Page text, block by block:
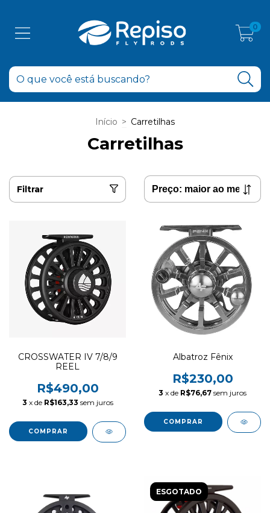
0
Início > Carretilhas
Carretilhas
Filtrar
CROSSWATER IV 7/8/9
REEL
R$490,00
3 x de R$163,33 sem juros
Albatroz Fênix
R$230,00
3 x de R$76,67 sem juros
COMPRAR
ESGOTADO